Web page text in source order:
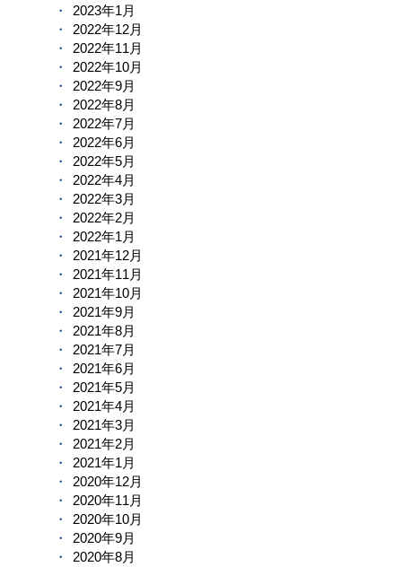
2023年1月
2022年12月
2022年11月
2022年10月
2022年9月
2022年8月
2022年7月
2022年6月
2022年5月
2022年4月
2022年3月
2022年2月
2022年1月
2021年12月
2021年11月
2021年10月
2021年9月
2021年8月
2021年7月
2021年6月
2021年5月
2021年4月
2021年3月
2021年2月
2021年1月
2020年12月
2020年11月
2020年10月
2020年9月
2020年8月